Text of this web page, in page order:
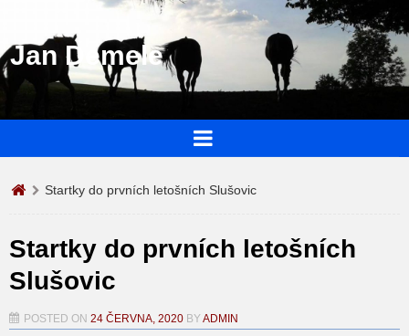
Jan Demele
Startky do prvních letošních Slušovic
Startky do prvních letošních
Slušovic
POSTED ON 24 ČERVNA, 2020 BYADMIN